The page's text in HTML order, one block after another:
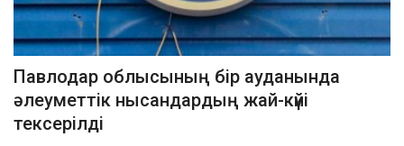
Павлодар облысының бір ауданында
әлеуметтік нысандардың жай-күйі
тексерілді